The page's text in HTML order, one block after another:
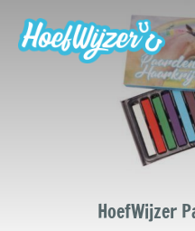
HoefWijzer